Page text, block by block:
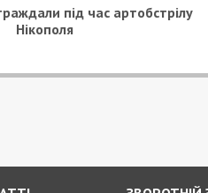
під час артобстрілу
Нікополя